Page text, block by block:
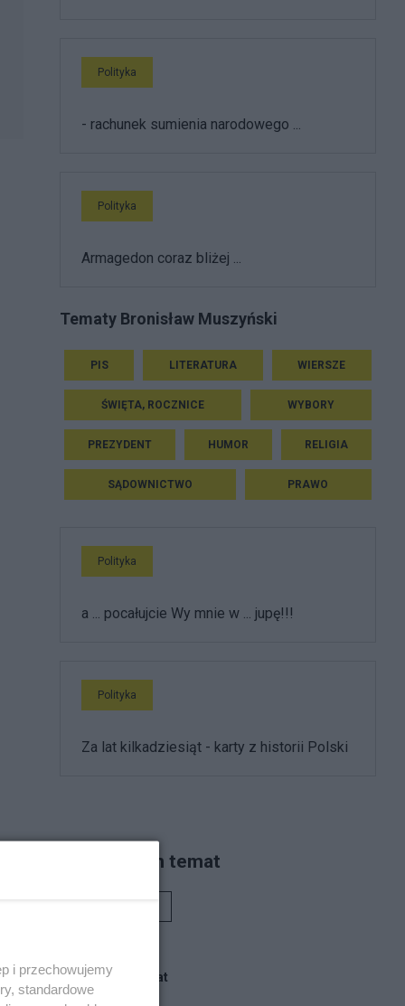
Polityka
- rachunek sumienia narodowego ...
Polityka
Armagedon coraz bliżej ...
Tematy Bronisław Muszyński
PIS LITERATURA WIERSZE
ŚWIĘTA, ROCZNICE WYBORY
PREZYDENT HUMOR RELIGIA
SĄDOWNICTWO PRAWO
Polityka
a ... pocałujcie Wy mnie w ... jupę!!!
Polityka
Za lat kilkadziesiąt - karty z historii Polski
Piszą na ten temat
Blogi na ten temat
i przechowujemy
standardowe